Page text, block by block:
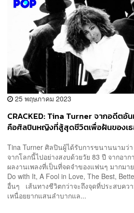
25 พฤษภาคม 2023
CRACKED: Tina Turner จากอดีตอั
คือศิลปินหญิงที่สู้สุดชีวิตเพื่อฝันของเ
Tina Turner ศิลปินผู้ได้รับการขนานนามว่า
จากโลกนี้ไปอย่างสงบด้วยวัย 83 ปี จากอาก
ผลงานเพลงที่เป็นที่จดจำของแฟนๆ มากมาย
Do with It, A Fool in Love, The Best,
อื่นๆ เส้นทางชีวิตกว่าจะถึงจุดที่ประสบควา
เหนื่อยยากแสนลำบากแล...